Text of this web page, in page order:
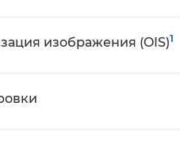
изображения (OIS)1